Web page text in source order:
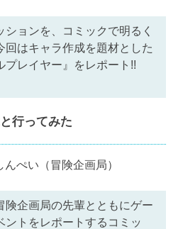
ョンを、コミックで明るく
はキャラ作成を題材とした
プレイヤー』をレポート!!
行ってみた
ぺい（冒険企画局）
険企画局の先輩とともにゲー
ントをレポートするコミッ